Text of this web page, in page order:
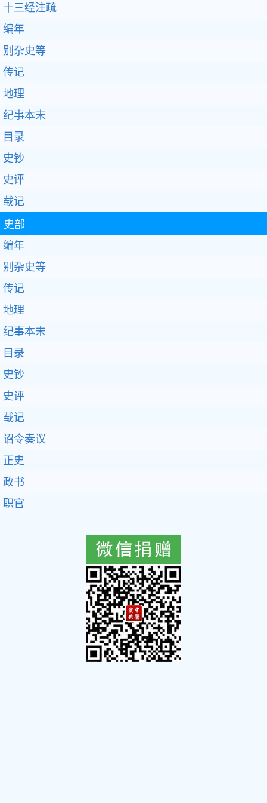
十三经注疏
编年
别杂史等
传记
地理
纪事本末
目录
史钞
史评
载记
史部
编年
别杂史等
传记
地理
纪事本末
目录
史钞
史评
载记
诏令奏议
正史
政书
职官